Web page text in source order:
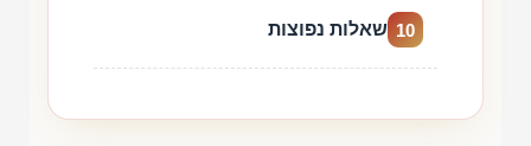
10 שאלות נפוצות